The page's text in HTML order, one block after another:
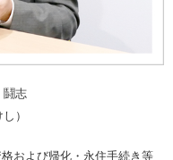
志
）
および帰化・永住手続き等